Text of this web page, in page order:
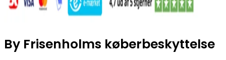
By Frisenholms køberbeskyttelse